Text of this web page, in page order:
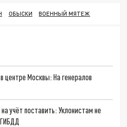
ОБЫСКИ ВОЕННЫЙ МЯТЕЖ
центре Москвы: На генералов
учёт поставить: Уклонистам не